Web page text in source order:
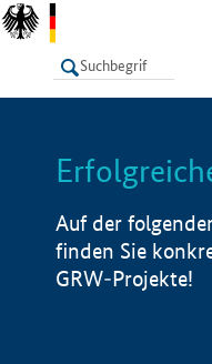
LISTE
Auf der
finden Sie
GRW-Projekte!